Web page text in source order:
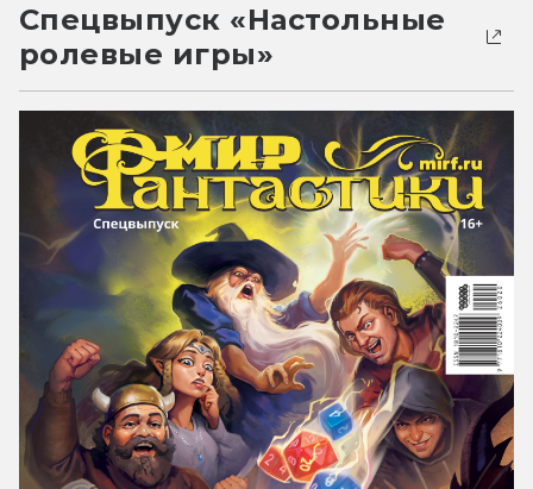
Спецвыпуск «Настольные
ролевые игры»